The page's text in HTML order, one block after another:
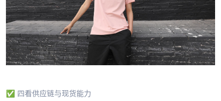
✅ 四看供应链与现货能力